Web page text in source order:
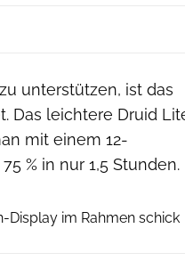
unterstützen, ist das
Das leichtere Druid
mit einem 12-
% in nur 1,5 Stunden.
Display im Rahmen schick